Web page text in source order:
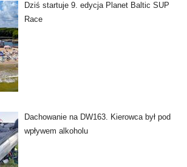
Dziś startuje 9. edycja Planet Baltic SUP
Race
Dachowanie na DW163. Kierowca był pod
wpływem alkoholu